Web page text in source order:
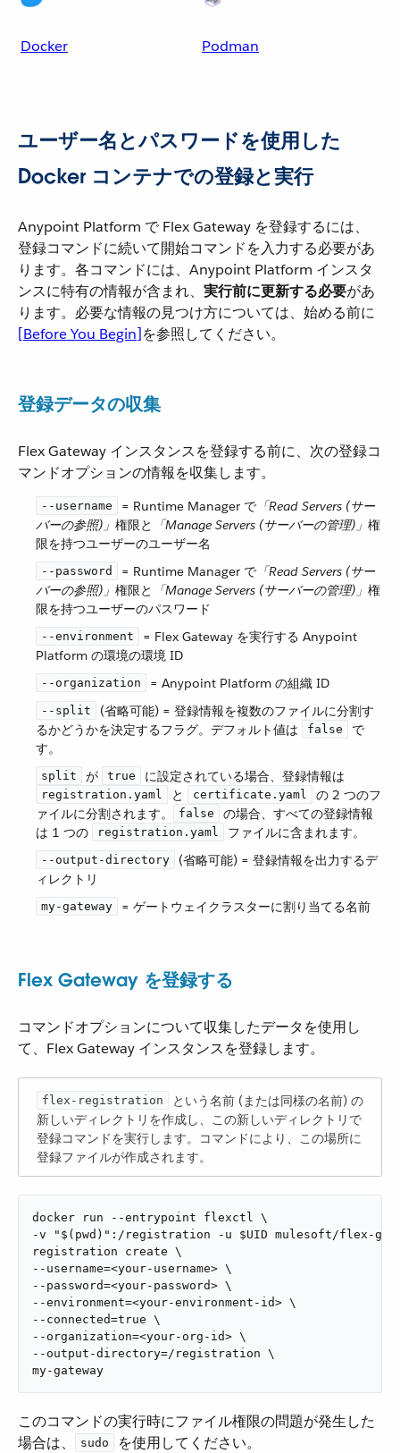
Docker Podman
ユーザー名とパスワードを使用した
Docker コンテナでの登録と実行
Anypoint Platform で Flex Gateway を登録するには、
登録コマンドに続いて開始コマンドを入力する必要があ
ります。各コマンドには、Anypoint Platform インスタ
ンスに特有の情報が含まれ、​ 実行前に更新する必要​があ
ります。必要な情報の見つけ方については、始める前に​
[Before You Begin]​を参照してください。
登録データの収集
Flex Gateway インスタンスを登録する前に、次の登録コ
マンドオプションの情報を収集します。
--username ​ = Runtime Manager で​ 「Read Servers (サー
バーの参照)」 ​権限と​ 「Manage Servers (サーバーの管理)」 ​権
限を持つユーザーのユーザー名
--password ​ = Runtime Manager で​ 「Read Servers (サー
バーの参照)」 ​権限と​ 「Manage Servers (サーバーの管理)」 ​権
限を持つユーザーのパスワード
--environment
​ = Flex Gateway を実行する Anypoint
Platform の環境の環境 ID
--organization ​ = Anypoint Platform の組織 ID
--split
​ (省略可能) = 登録情報を複数のファイルに分割す
るかどうかを決定するフラグ。デフォルト値は ​
false
​ で
す。
split ​ が ​ true ​ に設定されている場合、登録情報は ​
registration.yaml ​ と ​ certificate.yaml
​ の 2 つのフ
ァイルに分割されます。​
false
​ の場合、すべての登録情報
は 1 つの ​
registration.yaml ​ ファイルに含まれます。
--output-directory
​ (省略可能) = 登録情報を出力するデ
ィレクトリ
my-gateway ​ = ゲートウェイクラスターに割り当てる名前
Flex Gateway を登録する
コマンドオプションについて収集したデータを使用し
て、Flex Gateway インスタンスを登録します。
flex-registration
​ という名前 (または同様の名前) の
新しいディレクトリを作成し、この新しいディレクトリで
登録コマンドを実行します。コマンドにより、この場所に
登録ファイルが作成されます。
docker run --entrypoint flexctl \
-v "$(pwd)":/registration -u $UID mulesoft/flex-
registration create \
--username=<your-username> \
--password=<your-password> \
--environment=<your-environment-id> \
--connected=true \
--organization=<your-org-id> \
--output-directory=/registration \
my-gateway
このコマンドの実行時にファイル権限の問題が発生した
場合は、​
sudo ​ を使用してください。